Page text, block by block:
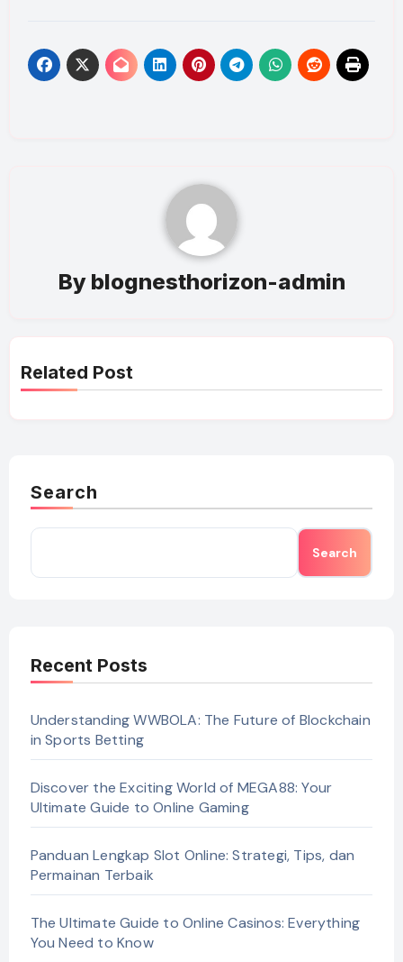
By blognesthorizon-admin
Related Post
Search
Search
Recent Posts
Understanding WWBOLA: The Future of Blockchain
in Sports Betting
Discover the Exciting World of MEGA88: Your
Ultimate Guide to Online Gaming
Panduan Lengkap Slot Online: Strategi, Tips, dan
Permainan Terbaik
The Ultimate Guide to Online Casinos: Everything
You Need to Know